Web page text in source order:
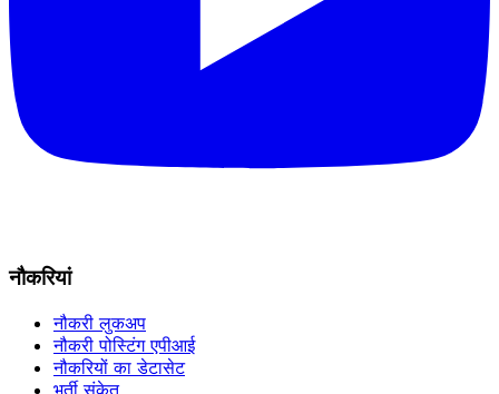
नौकरियां
नौकरी लुकअप
नौकरी पोस्टिंग एपीआई
नौकरियों का डेटासेट
भर्ती संकेत